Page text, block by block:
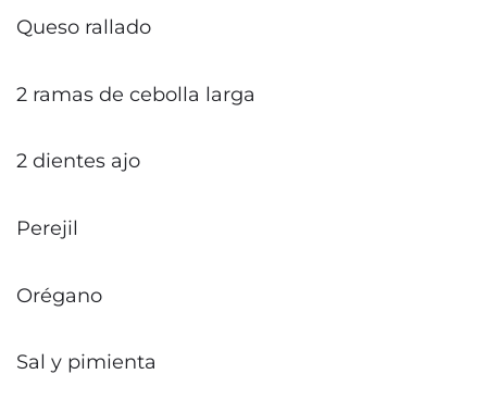
Queso rallado
2 ramas de cebolla larga
2 dientes ajo
Perejil
Orégano
Sal y pimienta